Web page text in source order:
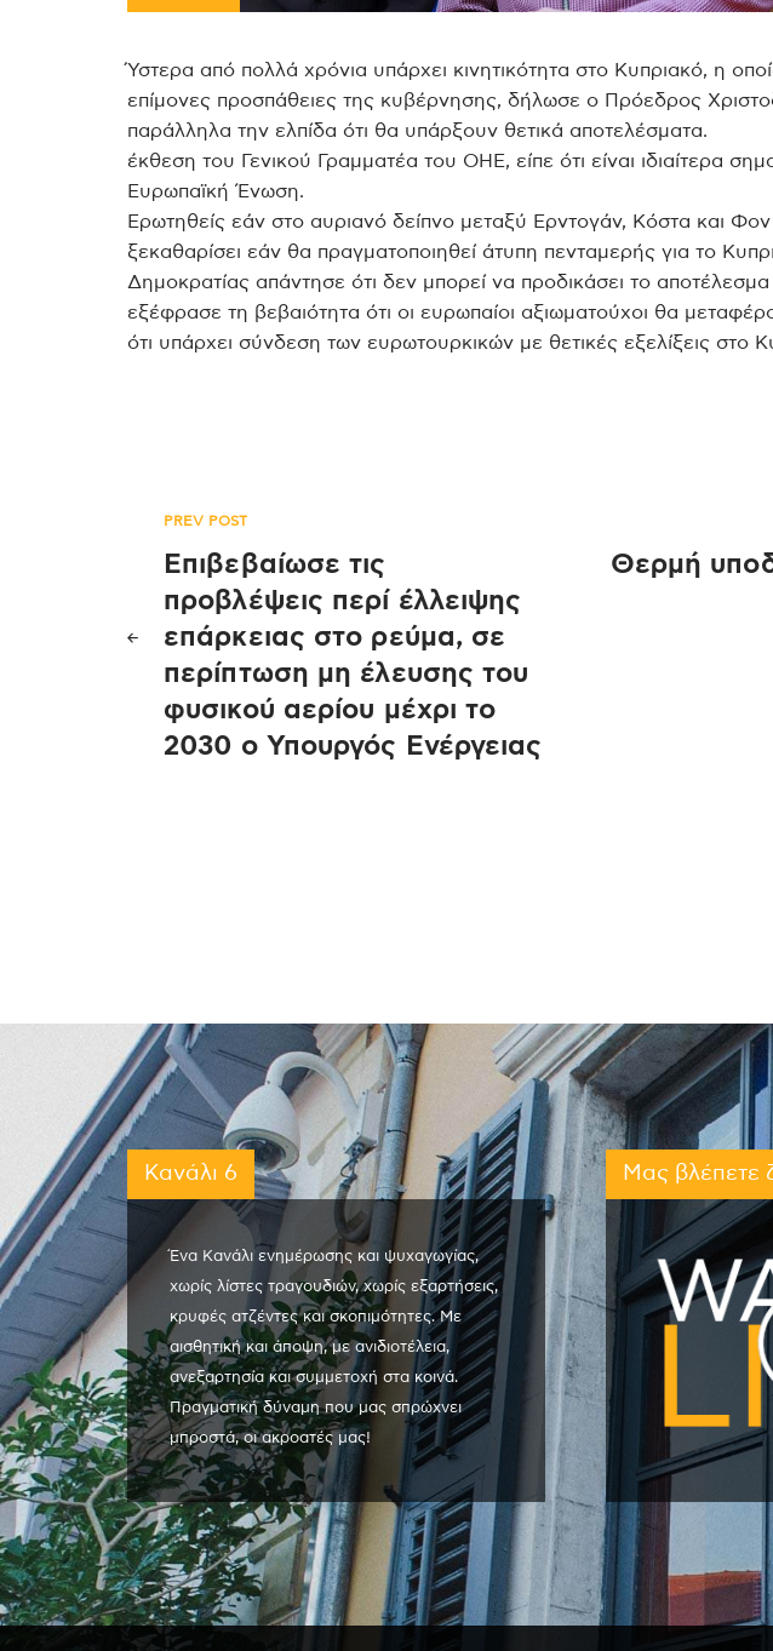
Ύστερα από πολλά χρόνια υπάρχει κινητικότητα στο Κυπριακό, η
επίμονες προσπάθειες της κυβέρνησης, δήλωσε ο Πρόεδρος
παράλληλα την ελπίδα ότι θα υπάρξουν θετικά
έκθεση του Γενικού Γραμματέα του ΟΗΕ, είπε ότι είναι ιδιαίτερα
Ευρωπαϊκή Ένωση.
Ερωτηθείς εάν στο αυριανό δείπνο μεταξύ Ερντογάν, Κόστα και
ξεκαθαρίσει εάν θα πραγματοποιηθεί άτυπη πενταμερής για το
Δημοκρατίας απάντησε ότι δεν μπορεί να προδικάσει το
εξέφρασε τη βεβαιότητα ότι οι ευρωπαίοι αξιωματούχοι θα
ότι υπάρχει σύνδεση των ευρωτουρκικών με θετικές εξελίξεις στο
Πλοήγηση
άρθρων
PREV POST
Επιβεβαίωσε τις
προβλέψεις περί έλλειψης
επάρκειας στο ρεύμα, σε
περίπτωση μη έλευσης του
φυσικού αερίου μέχρι το
2030 ο Υπουργός Ενέργειας
Θερμή
Κανάλι 6
Ένα Κανάλι ενημέρωσης και ψυχαγωγίας,
χωρίς λίστες τραγουδιών, χωρίς εξαρτήσεις,
κρυφές ατζέντες και σκοπιμότητες. Με
αισθητική και άποψη, με ανιδιοτέλεια,
ανεξαρτησία και συμμετοχή στα κοινά.
Πραγματική δύναμη που μας σπρώχνει
μπροστά, οι ακροατές μας!
Μας βλέπετε